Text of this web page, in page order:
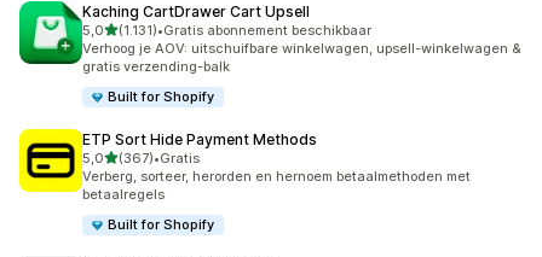
Kaching CartDrawer Cart Upsell
5,0van 5 sterren
(1.131)
1131 recensies in totaal
•Gratis abonnement beschikbaar
Verhoog je AOV: uitschuifbare winkelwagen, upsell-winkelwagen &
gratis verzending-balk
Built for Shopify
ETP Sort Hide Payment Methods
5,0van 5 sterren
(367)
367 recensies in totaal
•Gratis
Verberg, sorteer, herorden en hernoem betaalmethoden met
betaalregels
Built for Shopify